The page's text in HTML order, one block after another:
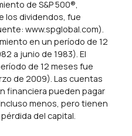
de S&P 500®,
los dividendos, fue
www.spglobal.com).
en un período de 12
a junio de 1983). El
de 12 meses fue
de 2009). Las cuentas
financiera pueden pagar
menos, pero tienen
del capital.